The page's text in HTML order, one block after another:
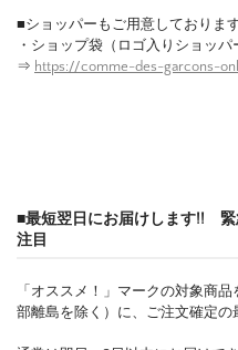
■ショッパーもご用意しております
・ショップ袋（ロゴ入りショッパ
⇒ https://comme-des-garcons-
■最短翌日にお届けします!! 緊
注目
「オススメ！」マークの対象商
部離島を除く）に、ご注文確定の